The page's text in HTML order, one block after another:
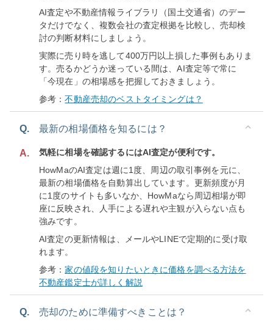
AI査定や不動産情報ライブラリ（国土交通省）のデー
タだけでなく、複数会社の査定根拠を比較し、売却検
討の判断材料にしましょう。
実際に売り時を逃して400万円以上損した事例もありま
す。売るかどうか迷っている間は、AI査定等で常に
「今現在」の相場感を把握しておきましょう。
参考：不動産売却のベストタイミングは？
Q. 最新の相場価格を知るには？
A.
気軽に相場を確認するにはAI査定が便利です。
HowMaのAI査定は週に1度、周辺の取引事例を元に、
最新の相場価格を自動算出しています。更新頻度が月
に1度のサイトも多いなか、HowMaなら周辺相場が即
座に反映され、人手による遅れや主観が入らない点も
強みです。
AI査定の更新情報は、メールやLINEで定期的に受け取
れます。
参考：家の値段を知りたいときに価格を調べる方法を
不動産鑑定士が詳しく解説
Q. 売却のために準備すべきことは？